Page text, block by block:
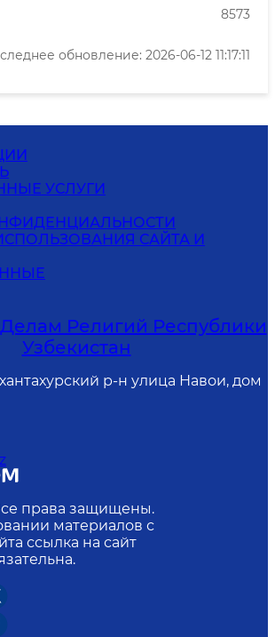
8573
обновление: 2026-06-12 11:17:11
УСЛУГИ
САЙТА И
Религий Республики
Узбекистан
р-н улица Навои, дом
права защищены.
материалов с
ссылка на сайт